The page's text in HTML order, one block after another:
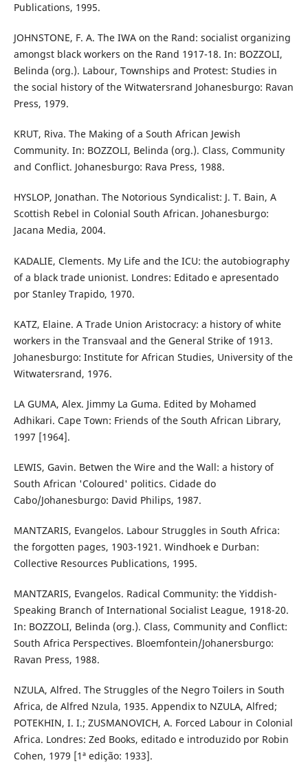
Publications, 1995.
JOHNSTONE, F. A. The IWA on the Rand: socialist organizing
amongst black workers on the Rand 1917-18. In: BOZZOLI,
Belinda (org.). Labour, Townships and Protest: Studies in
the social history of the Witwatersrand Johanesburgo: Ravan
Press, 1979.
KRUT, Riva. The Making of a South African Jewish
Community. In: BOZZOLI, Belinda (org.). Class, Community
and Conflict. Johanesburgo: Rava Press, 1988.
HYSLOP, Jonathan. The Notorious Syndicalist: J. T. Bain, A
Scottish Rebel in Colonial South African. Johanesburgo:
Jacana Media, 2004.
KADALIE, Clements. My Life and the ICU: the autobiography
of a black trade unionist. Londres: Editado e apresentado
por Stanley Trapido, 1970.
KATZ, Elaine. A Trade Union Aristocracy: a history of white
workers in the Transvaal and the General Strike of 1913.
Johanesburgo: Institute for African Studies, University of the
Witwatersrand, 1976.
LA GUMA, Alex. Jimmy La Guma. Edited by Mohamed
Adhikari. Cape Town: Friends of the South African Library,
1997 [1964].
LEWIS, Gavin. Betwen the Wire and the Wall: a history of
South African 'Coloured' politics. Cidade do
Cabo/Johanesburgo: David Philips, 1987.
MANTZARIS, Evangelos. Labour Struggles in South Africa:
the forgotten pages, 1903-1921. Windhoek e Durban:
Collective Resources Publications, 1995.
MANTZARIS, Evangelos. Radical Community: the Yiddish-
Speaking Branch of International Socialist League, 1918-20.
In: BOZZOLI, Belinda (org.). Class, Community and Conflict:
South Africa Perspectives. Bloemfontein/Johanersburgo:
Ravan Press, 1988.
NZULA, Alfred. The Struggles of the Negro Toilers in South
Africa, de Alfred Nzula, 1935. Appendix to NZULA, Alfred;
POTEKHIN, I. I.; ZUSMANOVICH, A. Forced Labour in Colonial
Africa. Londres: Zed Books, editado e introduzido por Robin
Cohen, 1979 [1ª edição: 1933].